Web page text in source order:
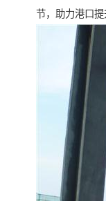
节，助力港口提